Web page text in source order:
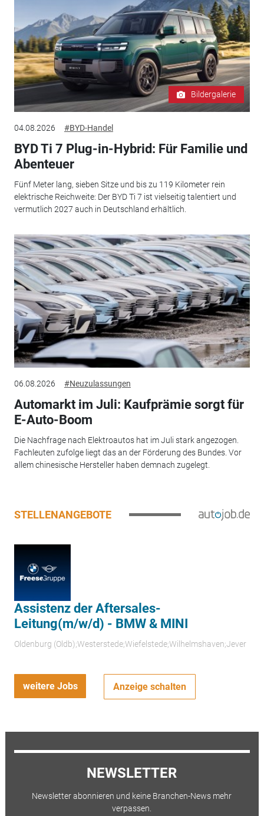
Bildergalerie
04.08.2026 #BYD-Handel
BYD Ti 7 Plug-in-Hybrid: Für Familie und
Abenteuer
Fünf Meter lang, sieben Sitze und bis zu 119 Kilometer rein
elektrische Reichweite: Der BYD Ti 7 ist vielseitig talentiert und
vermutlich 2027 auch in Deutschland erhältlich.
06.08.2026 #Neuzulassungen
Automarkt im Juli: Kaufprämie sorgt für
E-Auto-Boom
Die Nachfrage nach Elektroautos hat im Juli stark angezogen.
Fachleuten zufolge liegt das an der Förderung des Bundes. Vor
allem chinesische Hersteller haben demnach zugelegt.
STELLENANGEBOTE
Assistenz der Aftersales-
Leitung(m/w/d) - BMW & MINI
Oldenburg (Oldb);Westerstede;Wiefelstede;Wilhelmshaven;Jever
weitere Jobs Anzeige schalten
NEWSLETTER
Newsletter abonnieren und keine Branchen-News mehr
verpassen.